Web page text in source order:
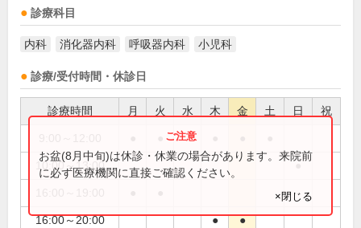
診療科目
内科 消化器内科 呼吸器内科 小児科
診療/受付時間・休診日
診療時間 月 火 水 木 金 土 日 祝
10:00～13:00 ●
16:00～20:00 ● ●
お盆(8月中旬)は休診・休業の場合があります。来院前
に必ず医療機関に直接ご確認ください。
×閉じる